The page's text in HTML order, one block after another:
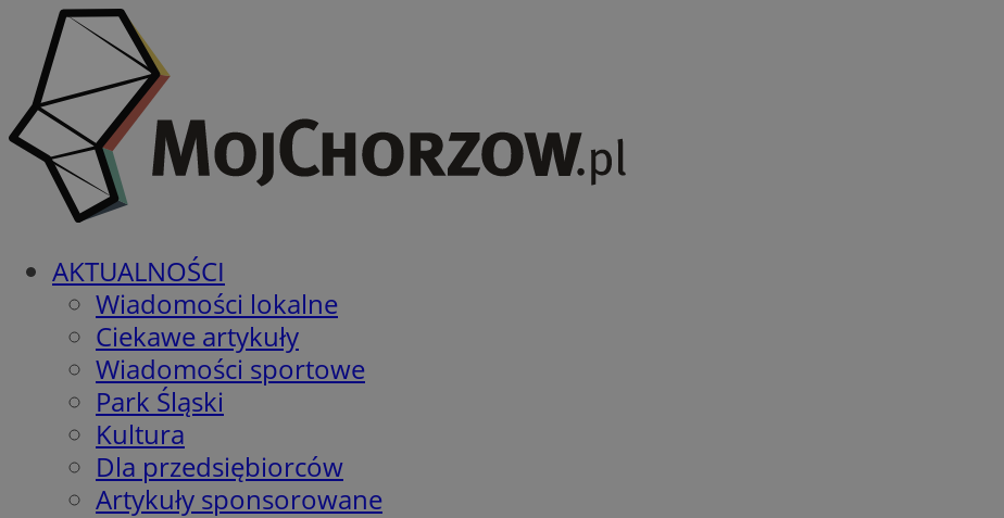
AKTUALNOŚCI
Wiadomości lokalne
Ciekawe artykuły
Wiadomości sportowe
Park Śląski
Kultura
Dla przedsiębiorców
Artykuły sponsorowane